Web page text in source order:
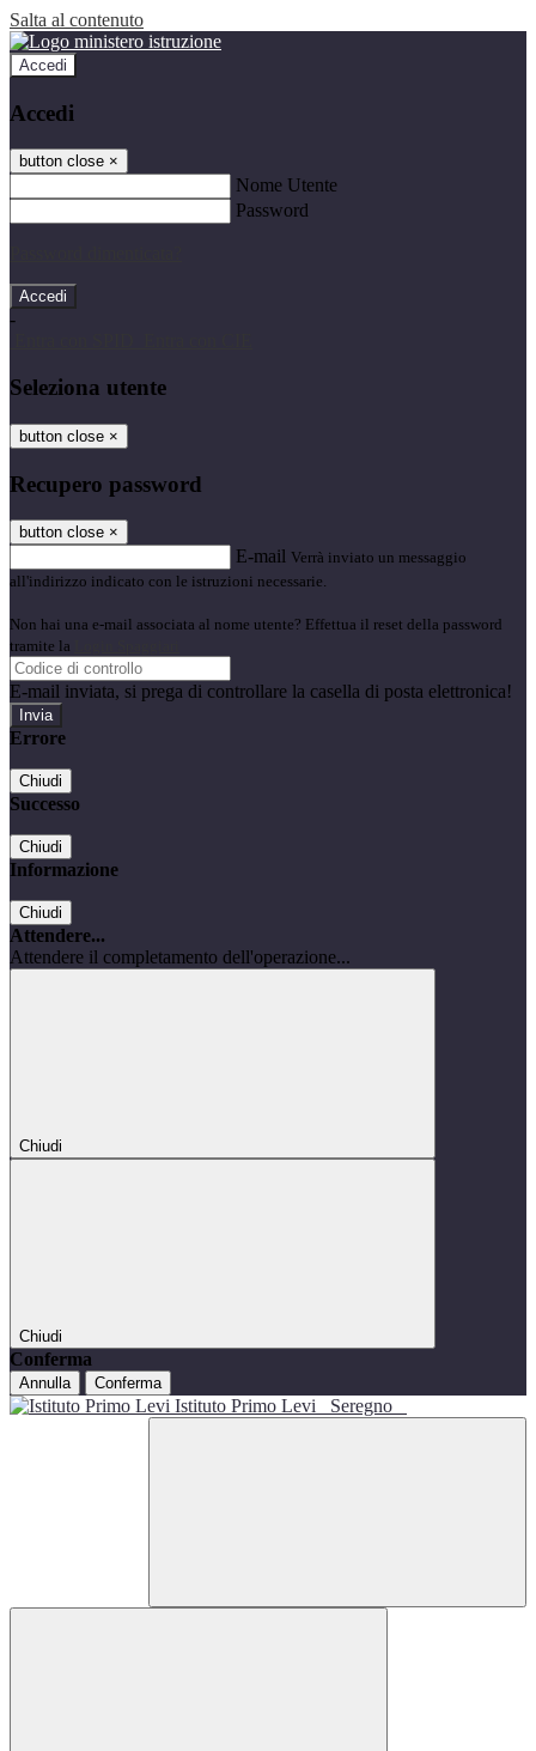
Salta al contenuto
Accedi
Accedi
button close ×
Nome Utente
Password
-
Seleziona utente
button close ×
Recupero password
button close ×
E-mail Verrà inviato un messaggio
all'indirizzo indicato con le istruzioni necessarie.
Non hai una e-mail associata al nome utente? Effettua il reset della password
tramite la
E-mail inviata, si prega di controllare la casella di posta elettronica!
Errore
Chiudi
Successo
Chiudi
Informazione
Chiudi
Attendere...
Attendere il completamento dell'operazione...
Chiudi
Chiudi
Conferma
Annulla Conferma
Istituto Primo Levi Seregno